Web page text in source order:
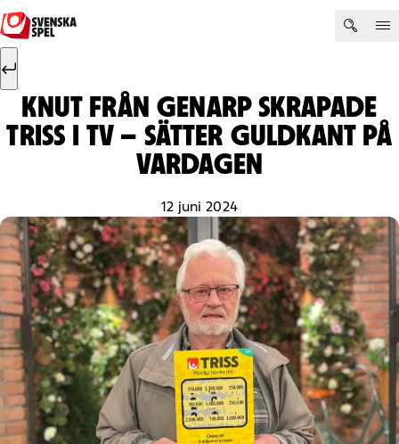
Hoppa till innehåll
Sök efter:
KNUT FRÅN GENARP SKRAPADE
TRISS I TV – SÄTTER GULDKANT PÅ
VARDAGEN
12 juni 2024